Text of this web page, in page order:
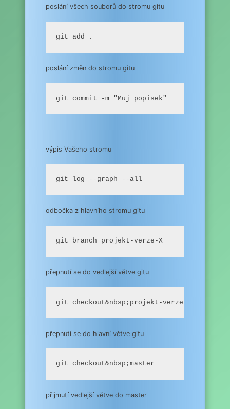
poslání všech souborů do stromu gitu
git add .
poslání změn do stromu gitu
git commit -m "Muj popisek"
výpis Vašeho stromu
git log --graph --all
odbočka z hlavního stromu gitu
git branch projekt-verze-X
přepnutí se do vedlejší větve gitu
git checkout&nbsp;projekt-verze-X
přepnutí se do hlavní větve gitu
git checkout&nbsp;master
přijmutí vedlejší větve do master